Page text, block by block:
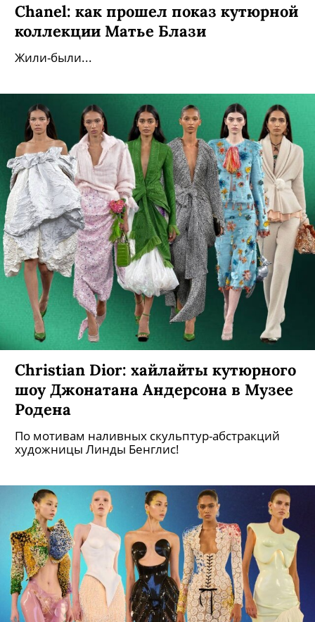
Chanel: как прошел показ кутюрной
коллекции Матье Блази
Жили-были...
Christian Dior: хайлайты кутюрного
шоу Джонатана Андерсона в Музее
Родена
По мотивам наливных скульптур-абстракций
художницы Линды Бенглис!